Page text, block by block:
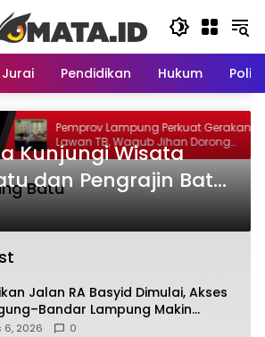
Pendidikan Hukum
Pemprov Lampung Perkuat Gerakan
Lawan TB, Wagub Jihan Dorong
Penemuan Kasus Lebih Cepat dan
Tuntas
Batu
Kunjungi Wisata
dan Pengrajin Batu
Bintang
Jalan RA Basyid Dimulai, Akses
Lampung Makin
6, 2026 0